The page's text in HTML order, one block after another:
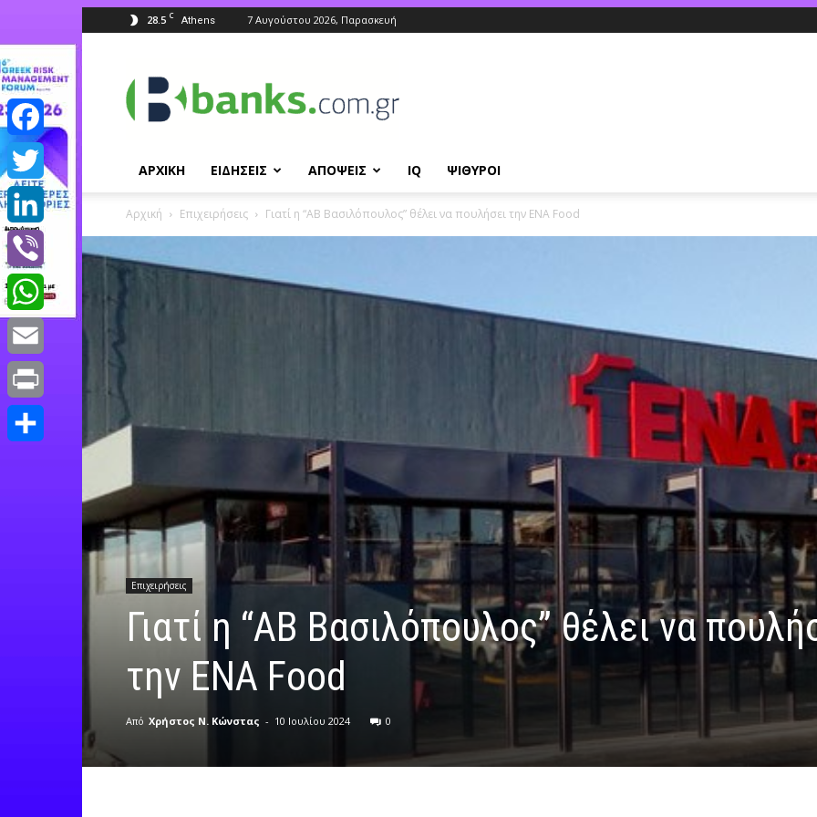
28.5 C Athens 7 Αυγούστου 2026, Παρασκευή
ΑΡΧΙΚΗ ΕΙΔΗΣΕΙΣ ΑΠΟΨΕΙΣ IQ ΨΙΘΥΡΟΙ
Αρχική Επιχειρήσεις Γιατί η “ΑΒ Βασιλόπουλος” θέλει να πουλήσει την ΕΝΑ Food
Επιχειρήσεις
Γιατί η “ΑΒ Βασιλόπουλος” θέλει να
την ΕΝΑ Food
Από Χρήστος Ν. Κώνστας - 10 Ιουλίου 2024 0
Facebook
Twitter
LinkedIn
Viber
WhatsApp
Email
Print